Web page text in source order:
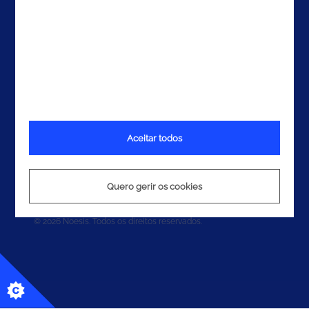
Termos e Condições
© 2026 Noesis. Todos os direitos reservados.
Quero gerir os cookies
Aceitar todos